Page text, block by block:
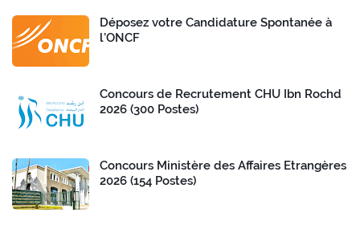
Déposez votre Candidature Spontanée à
l’ONCF
Concours de Recrutement CHU Ibn Rochd
2026 (300 Postes)
Concours Ministère des Affaires Etrangères
2026 (154 Postes)